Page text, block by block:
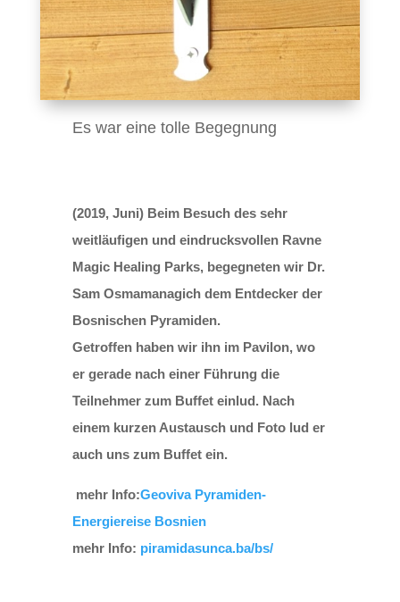
Es war eine tolle Begegnung
(2019, Juni) Beim Besuch des sehr
weitläufigen und eindrucksvollen Ravne
Magic Healing Parks, begegneten wir Dr.
Sam Osmamanagich dem Entdecker der
Bosnischen Pyramiden.
Getroffen haben wir ihn im Pavilon, wo
er gerade nach einer Führung die
Teilnehmer zum Buffet einlud. Nach
einem kurzen Austausch und Foto lud er
auch uns zum Buffet ein.
mehr Info:Geoviva Pyramiden-
Energiereise Bosnien
mehr Info: piramidasunca.ba/bs/